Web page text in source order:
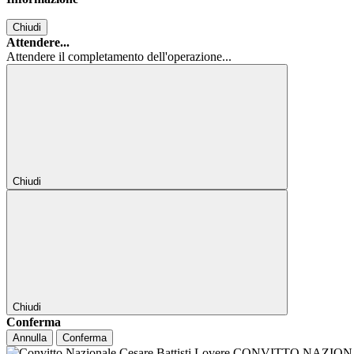
Chiudi
Attendere...
Attendere il completamento dell'operazione...
Chiudi
Chiudi
Conferma
Annulla Conferma